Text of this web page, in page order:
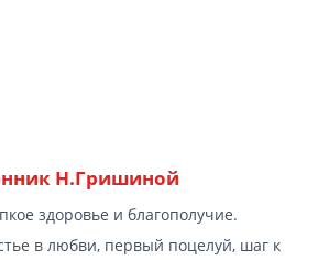
Н.Гришиной
здоровье и благополучие.
в любви, первый поцелуй, шаг к